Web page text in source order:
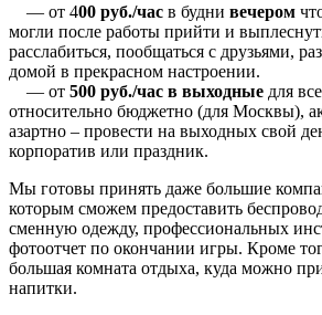
— от 400 руб./час в будни вечером
могли после работы прийти и
расслабиться, пообщаться с друзьями,
домой в прекрасном настроении.
— от 500 руб./час в выходные для
относительно бюджетно (для Москвы),
азартно – провести на выходных свой
корпоратив или праздник.
Мы готовы принять даже большие
которым сможем предоставить
сменную одежду, профессиональных
фотоотчет по окончании игры. Кроме
большая комната отдыха, куда можно
напитки.